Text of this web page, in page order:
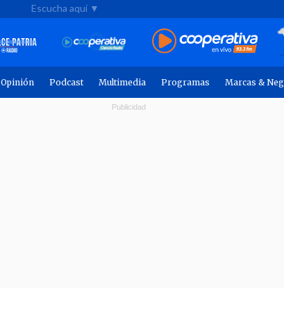
Escucha aquí ▼
Opinión Podcast Multimedia Programas Marcas &